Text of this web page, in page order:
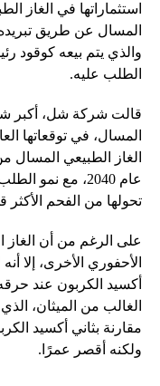
استثماراتها في الغاز
والذي يتم بيعه كوقود
الطلب عليه.
قالت شركة شل، أكبر
المسال، في توقعاتها
عام 2040، مع
تحولها من الفحم الأكثر
على الرغم من أن الغاز
الأحفوري الأخرى، إلا
أكسيد الكربون عند
الغالب من الميثان،
مقارنة بثاني أكسيد
ولكنه أقصر عمرًا.